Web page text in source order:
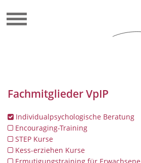
Fachmitglieder VpIP
Individualpsychologische Beratung
Encouraging-Training
STEP Kurse
Kess-erziehen Kurse